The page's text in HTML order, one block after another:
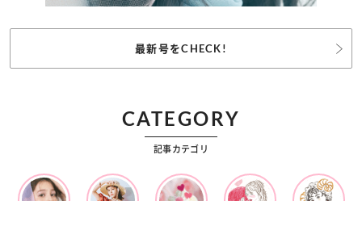
最新号をCHECK!
CATEGORY
記事カテゴリ